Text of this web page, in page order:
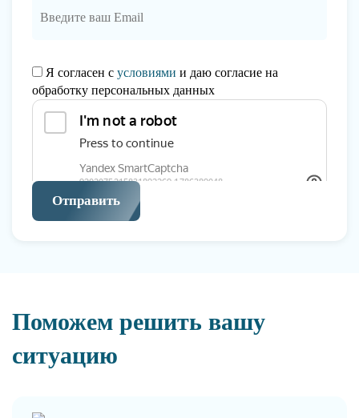
Я согласен с условиями и даю согласие на
обработку персональных данных
Отправить
Поможем решить вашу
ситуацию